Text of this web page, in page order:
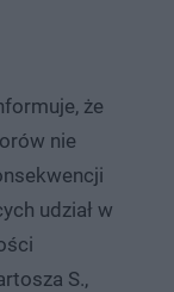
że
nie
udział w
S.,